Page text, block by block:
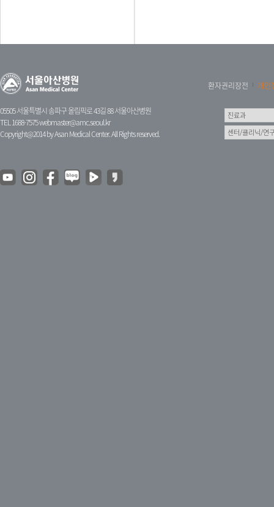
05505 서울특별시 송파구 올림픽로 43길 88 서울아산병원
TEL 1688-7575webmaster@amc.seoul.kr
Copyright@2014 by Asan Medical Center. All Rights reserved.
환자권리장전 개인